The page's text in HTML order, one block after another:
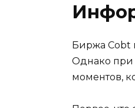
Биржа Cobt
Однако при
моментов,